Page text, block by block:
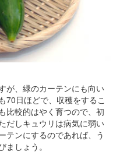
が、緑のカーテンにも向い
70日ほどで、収穫をするこ
比較的はやく育つので、初
だしキュウリは病気に弱い
テンにするのであれば、う
しょう。